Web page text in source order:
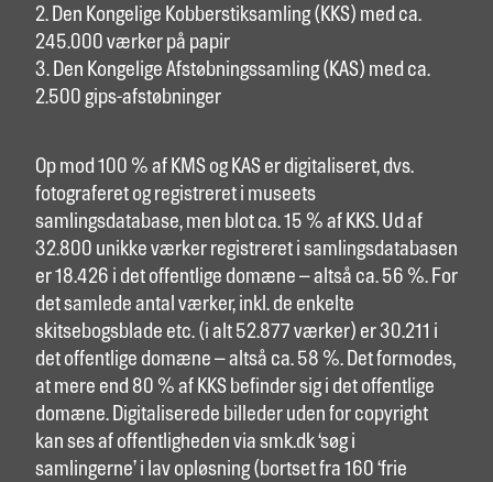
2. Den Kongelige Kobberstiksamling (KKS) med ca.
245.000 værker på papir
3. Den Kongelige Afstøbningssamling (KAS) med ca.
2.500 gips-afstøbninger
Op mod 100 % af KMS og KAS er digitaliseret, dvs.
fotograferet og registreret i museets
samlingsdatabase, men blot ca. 15 % af KKS. Ud af
32.800 unikke værker registreret i samlingsdatabasen
er 18.426 i det offentlige domæne – altså ca. 56 %. For
det samlede antal værker, inkl. de enkelte
skitsebogsblade etc. (i alt 52.877 værker) er 30.211 i
det offentlige domæne – altså ca. 58 %. Det formodes,
at mere end 80 % af KKS befinder sig i det offentlige
domæne. Digitaliserede billeder uden for copyright
kan ses af offentligheden via smk.dk ‘søg i
samlingerne’ i lav opløsning (bortset fra 160 ‘frie